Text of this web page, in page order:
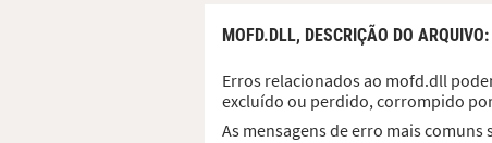
MOFD.DLL, DESCRIÇÃO DO ARQUIVO:
Erros relacionados ao mofd.dll
excluído ou perdido, corrompido
As mensagens de erro mais comuns